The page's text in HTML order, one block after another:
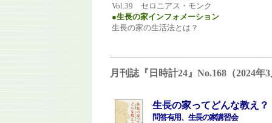
Vol.39 セロニアス・モンク
●生長の家インフォメーション
生長の家の生活法とは？
月刊誌『日時計24』No.168（2024
生長の家ってどんな教え？
問答有用、生長の家講習会